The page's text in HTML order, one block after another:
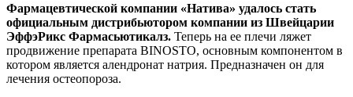
Фармацевтической компании «Натива» удалось стать
официальным дистрибьютором компании из Швейцарии
ЭффэРикс Фармасьютикалз. Теперь на ее плечи ляжет
продвижение препарата BINOSTO, основным компонентом в
котором является алендронат натрия. Предназначен он для
лечения остеопороза.